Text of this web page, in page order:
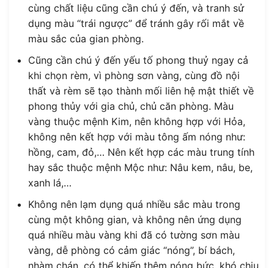
cùng chất liệu cũng cần chú ý đến, và tranh sử
dụng màu “trái ngược” để tránh gây rối mắt về
màu sắc của gian phòng.
Cũng cần chú ý đến yếu tố phong thuỷ ngay cả
khi chọn rèm, vì phòng sơn vàng, cùng đồ nội
thất và rèm sẽ tạo thành mối liên hệ mật thiết về
phong thủy với gia chủ, chủ căn phòng. Màu
vàng thuộc mệnh Kim, nên không hợp với Hỏa,
không nên kết hợp với màu tông ấm nóng như:
hồng, cam, đỏ,… Nên kết hợp các màu trung tính
hay sắc thuộc mệnh Mộc như: Nâu kem, nâu, be,
xanh lá,…
Không nên lạm dụng quá nhiều sắc màu trong
cùng một không gian, và không nên ứng dụng
quá nhiều màu vàng khi đã có tường sơn màu
vàng, dễ phòng có cảm giác “nóng”, bí bách,
nhàm chán, có thể khiến thêm nóng bức, khó chịu